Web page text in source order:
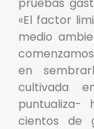
pruebas
«El factor
medio
en
cultivada
puntualiza-
cientos de